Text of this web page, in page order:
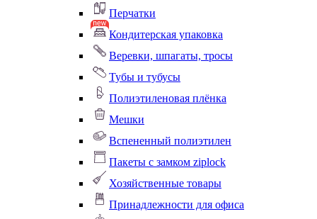
Перчатки
Кондитерская упаковка
Веревки, шпагаты, тросы
Тубы и тубусы
Полиэтиленовая плёнка
Мешки
Вспененный полиэтилен
Пакеты с замком ziplock
Хозяйственные товары
Принадлежности для офиса